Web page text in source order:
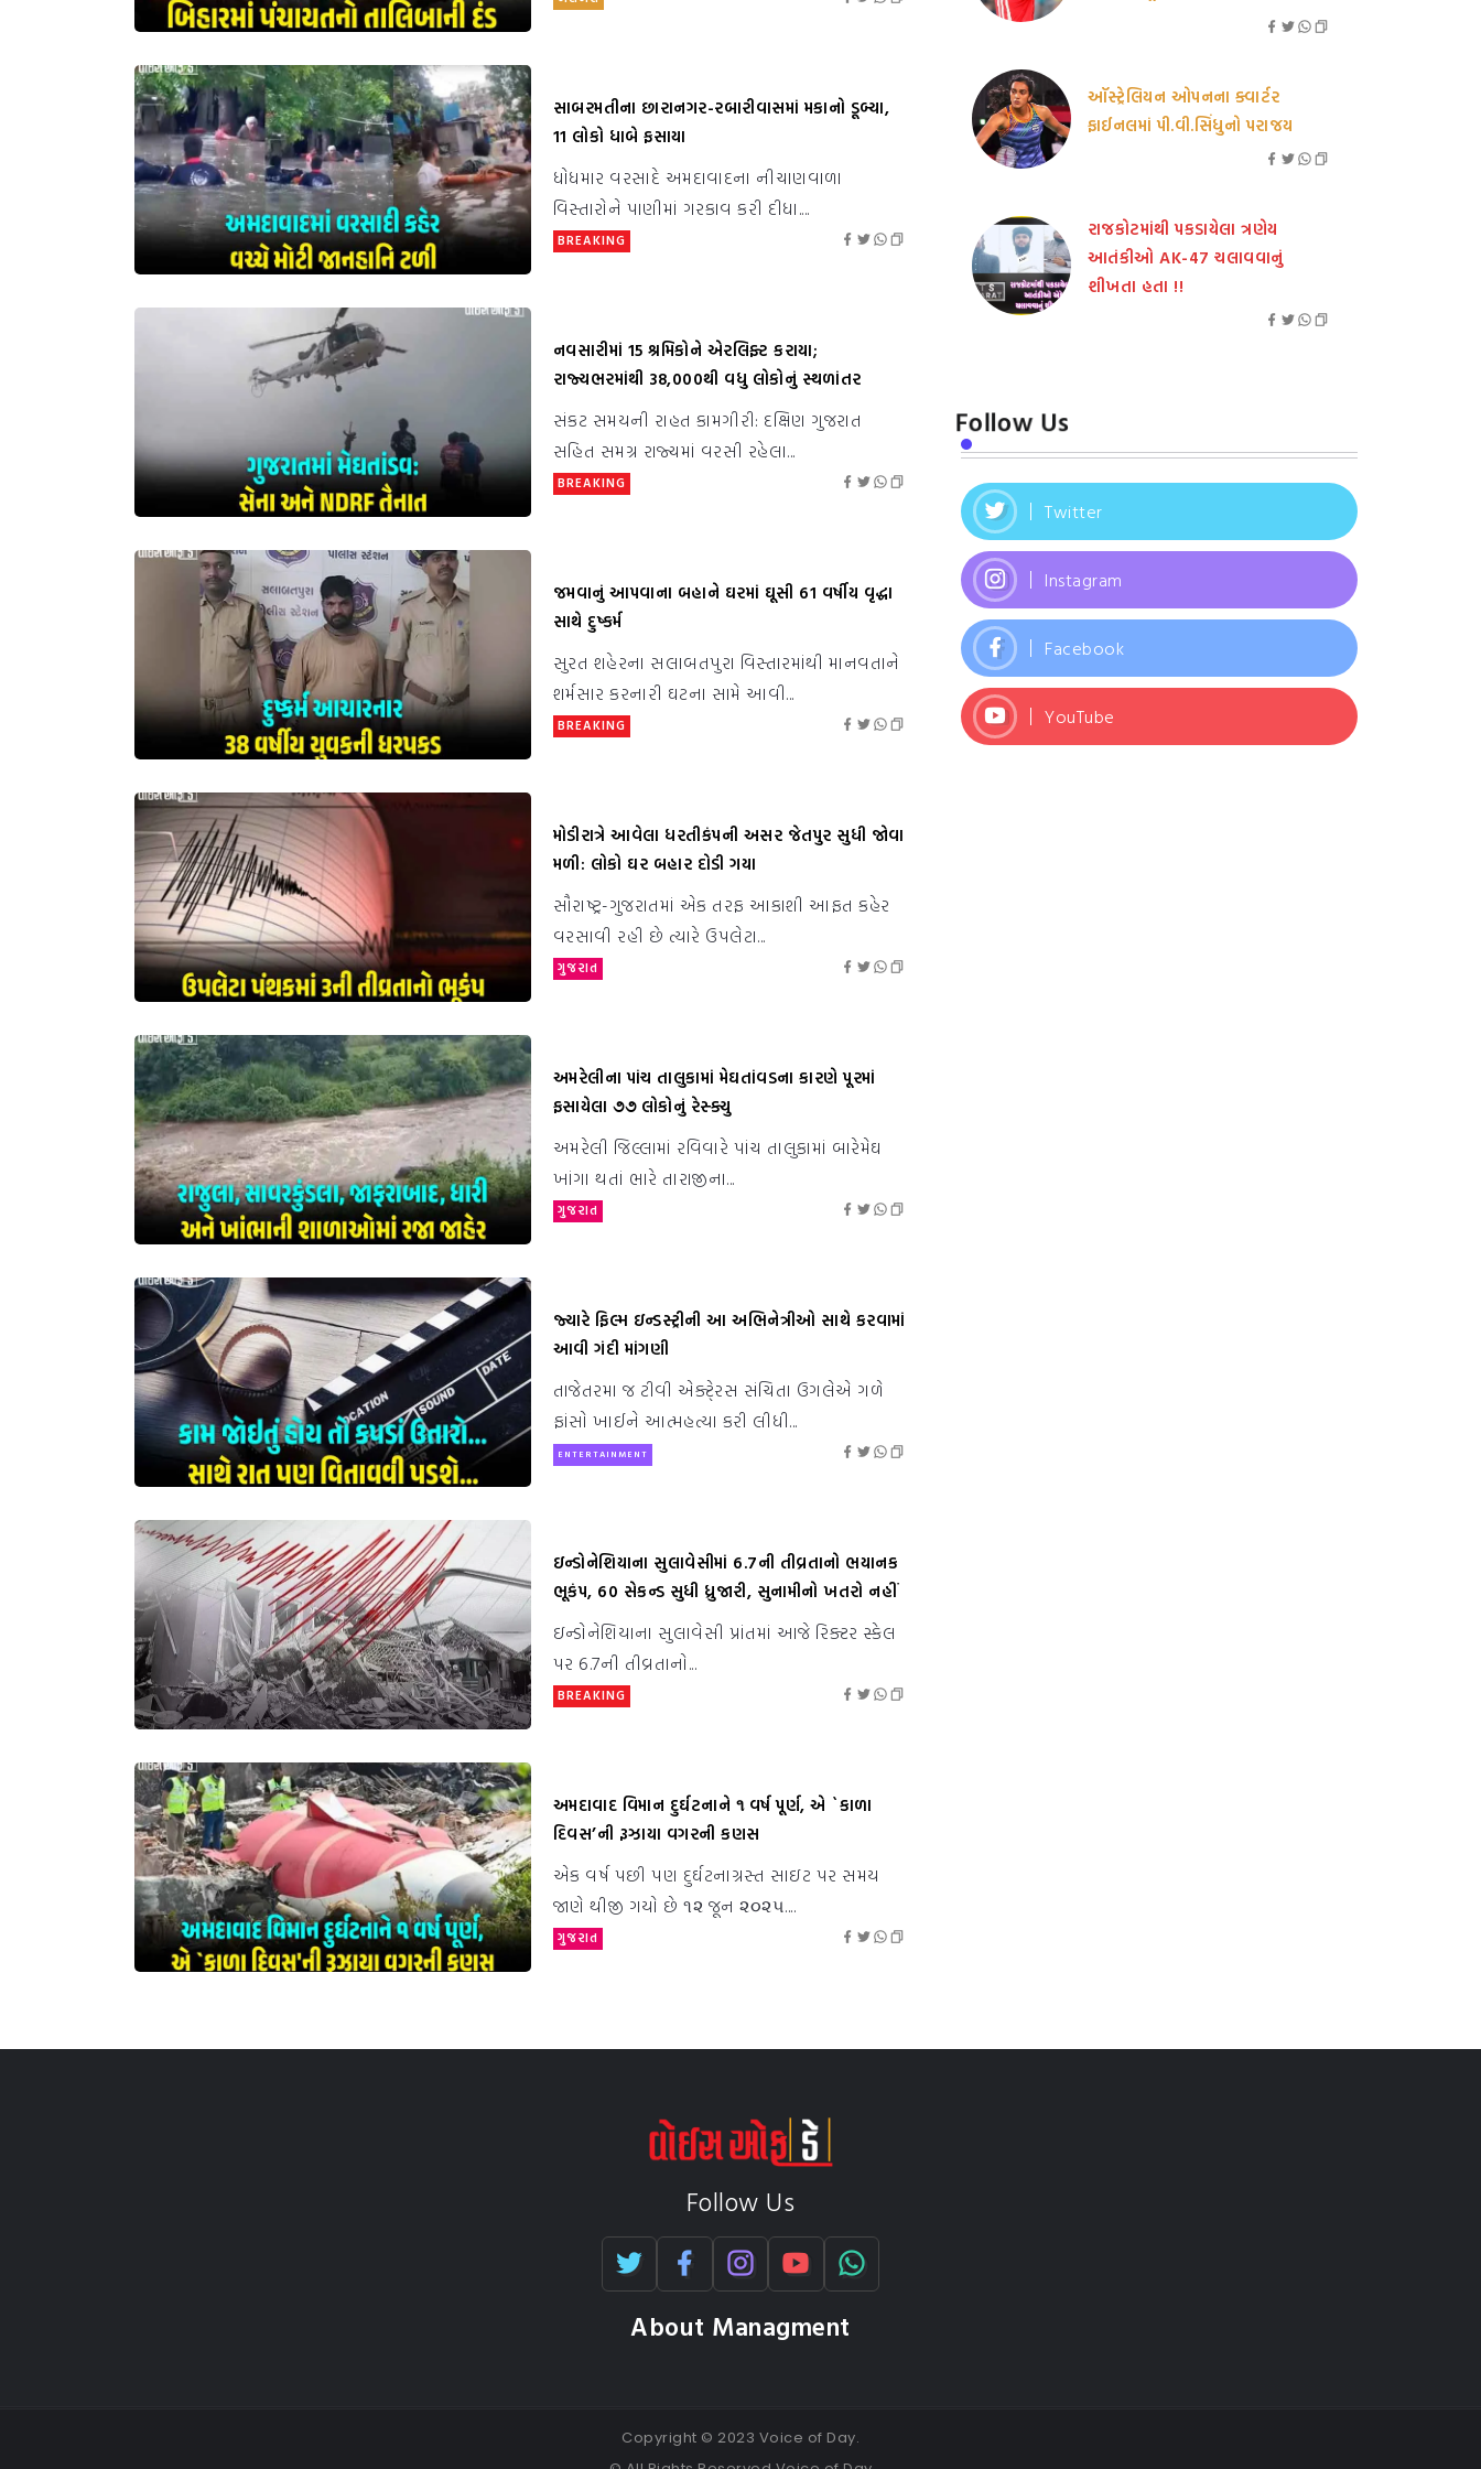
સાબરમતીના છારાનગર-રબારીવાસમાં મકાનો ડૂબ્યા,
11 લોકો ધાબે ફસાયા
ધોધમાર વરસાદે અમદાવાદના નીચાણવાળા
વિસ્તારોને પાણીમાં ગરકાવ કરી દીધા....
BREAKING
નવસારીમાં 15 શ્રમિકોને એરલિફ્ટ કરાયા;
રાજ્યભરમાંથી 38,000થી વધુ લોકોનું સ્થળાંતર
સંકટ સમયની રાહત કામગીરી: દક્ષિણ ગુજરાત
સહિત સમગ્ર રાજ્યમાં વરસી રહેલા...
BREAKING
જમવાનું આપવાના બહાને ઘરમાં ઘૂસી 61 વર્ષીય વૃદ્ધા
સાથે દુષ્કર્મ
સુરત શહેરના સલાબતપુરા વિસ્તારમાંથી માનવતાને
શર્મસાર કરનારી ઘટના સામે આવી...
BREAKING
મોડીરાત્રે આવેલા ધરતીકંપની અસર જેતપુર સુધી જોવા
મળી: લોકો ઘર બહાર દોડી ગયા
સૌરાષ્ટ્ર-ગુજરાતમાં એક તરફ આકાશી આફત કહેર
વરસાવી રહી છે ત્યારે ઉપલેટા...
ગુજરાત
અમરેલીના પાંચ તાલુકામાં મેઘતાંવડના કારણે પૂરમાં
ફસાયેલા ૭૭ લોકોનું રેસ્ક્યુ
અમરેલી જિલ્લામાં રવિવારે પાંચ તાલુકામાં બારેમેઘ
ખાંગા થતાં ભારે તારાજીના...
ગુજરાત
જ્યારે ફિલ્મ ઇન્ડસ્ટ્રીની આ અભિનેત્રીઓ સાથે કરવામાં
આવી ગંદી માંગણી
તાજેતરમા જ ટીવી એક્ટે્રસ સંચિતા ઉગલેએ ગળે
ફાંસો ખાઈને આત્મહત્યા કરી લીધી...
ENTERTAINMENT
ઇન્ડોનેશિયાના સુલાવેસીમાં 6.7ની તીવ્રતાનો ભયાનક
ભૂકંપ, 60 સેકન્ડ સુધી ધ્રુજારી, સુનામીનો ખતરો નહીં
ઇન્ડોનેશિયાના સુલાવેસી પ્રાંતમાં આજે રિક્ટર સ્કેલ
પર 6.7ની તીવ્રતાનો...
BREAKING
અમદાવાદ વિમાન દુર્ઘટનાને ૧ વર્ષ પૂર્ણ, એ `કાળા
દિવસ’ની રૂઝાયા વગરની કણસ
એક વર્ષ પછી પણ દુર્ઘટનાગ્રસ્ત સાઇટ પર સમય
જાણે થીજી ગયો છે ૧૨ જૂન ૨૦૨૫....
ગુજરાત
ઑસ્ટ્રેલિયન ઓપનના ક્વાર્ટર
ફાઈનલમાં પી.વી.સિંધુનો પરાજય
રાજકોટમાંથી પકડાયેલા ત્રણેય
આતંકીઓ AK-47 ચલાવવાનું
શીખતા હતા !!
Follow Us
Twitter
Instagram
Facebook
YouTube
Follow Us
About Managment
Copyright © 2023 Voice of Day.